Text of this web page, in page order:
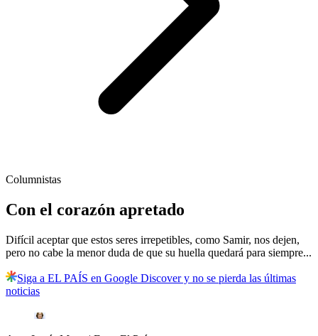
Columnistas
Con el corazón apretado
Difícil aceptar que estos seres irrepetibles, como Samir, nos dejen,
pero no cabe la menor duda de que su huella quedará para siempre...
Siga a EL PAÍS en Google Discover y no se pierda las últimas
noticias